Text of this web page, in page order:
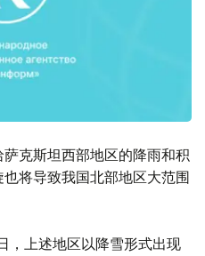
克斯坦西部地区的降雨和积
将导致我国北部地区大范围
，上述地区以降雪形式出现